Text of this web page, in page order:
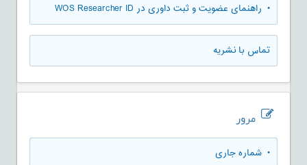
• راهنمای عضویت و ثبت داوری در WOS Researcher ID
تماس با نشریه
مرور
• شماره جاری